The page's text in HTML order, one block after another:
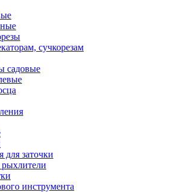
сучкорезам
садовые
для заточки
инструмента